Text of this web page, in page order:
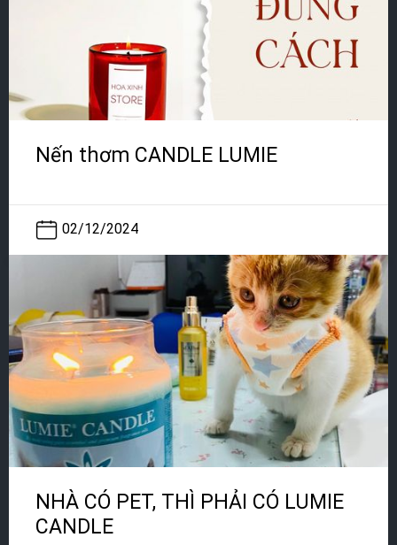
Nến thơm CANDLE LUMIE
02/12/2024
NHÀ CÓ PET, THÌ PHẢI CÓ LUMIE
CANDLE